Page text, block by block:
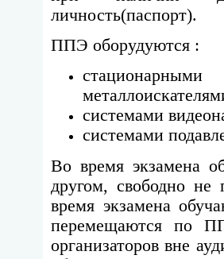
личность(паспорт).
ППЭ оборудуются :
системами
системами
Во время экзамена
другом, свободно
время экзамена
перемещаются по
организаторов вне